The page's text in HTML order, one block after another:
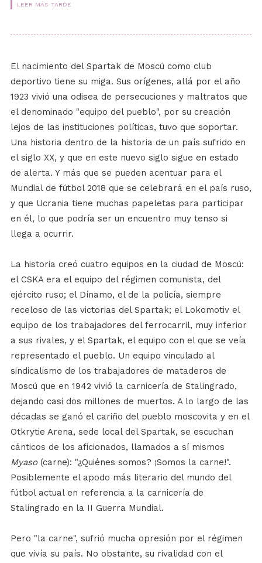
LEER MÁS TARDE
El nacimiento del Spartak de Moscú como club
deportivo tiene su miga. Sus orígenes, allá por el año
1923 vivió una odisea de persecuciones y maltratos que
el denominado "equipo del pueblo", por su creación
lejos de las instituciones políticas, tuvo que soportar.
Una historia dentro de la historia de un país sufrido en
el siglo XX, y que en este nuevo siglo sigue en estado
de alerta. Y más que se pueden acentuar para el
Mundial de fútbol 2018 que se celebrará en el país ruso,
y que Ucrania tiene muchas papeletas para participar
en él, lo que podría ser un encuentro muy tenso si
llega a ocurrir.
La historia creó cuatro equipos en la ciudad de Moscú:
el CSKA era el equipo del régimen comunista, del
ejército ruso; el Dínamo, el de la policía, siempre
receloso de las victorias del Spartak; el Lokomotiv el
equipo de los trabajadores del ferrocarril, muy inferior
a sus rivales, y el Spartak, el equipo con el que se veía
representado el pueblo. Un equipo vinculado al
sindicalismo de los trabajadores de mataderos de
Moscú que en 1942 vivió la carnicería de Stalingrado,
dejando casi dos millones de muertos. A lo largo de las
décadas se ganó el cariño del pueblo moscovita y en el
Otkrytie Arena, sede local del Spartak, se escuchan
cánticos de los aficionados, llamados a sí mismos
Myaso(carne): "¿Quiénes somos? ¡Somos la carne!".
Posiblemente el apodo más literario del mundo del
fútbol actual en referencia a la carnicería de
Stalingrado en la II Guerra Mundial.
Pero "la carne", sufrió mucha opresión por el régimen
que vivía su país. No obstante, su rivalidad con el